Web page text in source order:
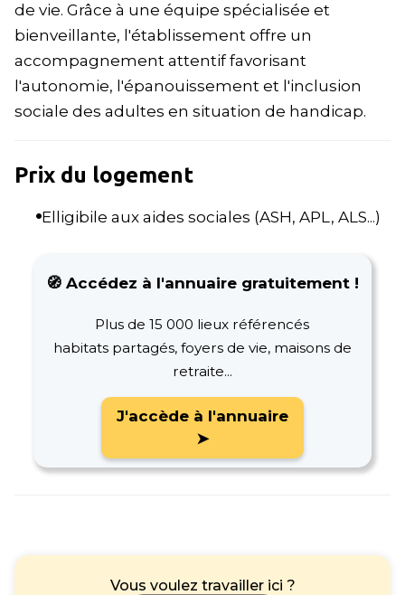
de vie. Grâce à une équipe spécialisée et
bienveillante, l'établissement offre un
accompagnement attentif favorisant
l'autonomie, l'épanouissement et l'inclusion
sociale des adultes en situation de handicap.
Prix du logement
Elligibile aux aides sociales (ASH, APL, ALS...)
🧭 Accédez à l'annuaire gratuitement !
Plus de 15 000 lieux référencés
habitats partagés, foyers de vie, maisons de
retraite...
J'accède à l'annuaire
➤
Vous voulez travailler ici ?